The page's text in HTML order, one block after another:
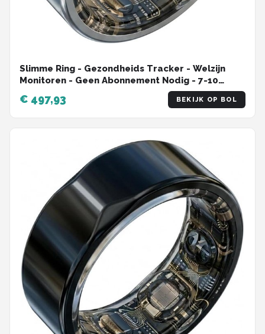
Slimme Ring - Gezondheids Tracker - Welzijn
Monitoren - Geen Abonnement Nodig - 7-10
€ 497,93 BEKIJK OP BOL